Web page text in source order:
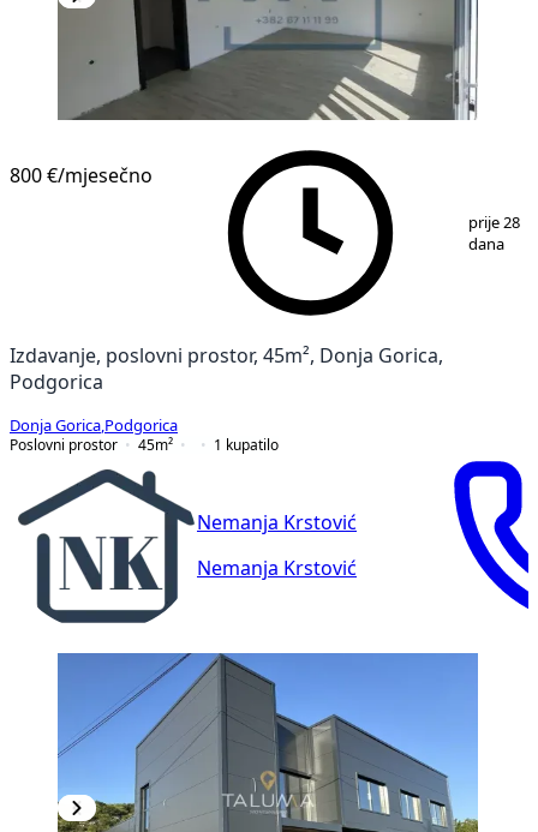
800 €/mjesečno
prije 28
dana
Izdavanje, poslovni prostor, 45m², Donja Gorica,
Podgorica
Donja Gorica Podgorica
Poslovni prostor
45m² 1 kupatilo
Nemanja Krstović
Nemanja Krstović